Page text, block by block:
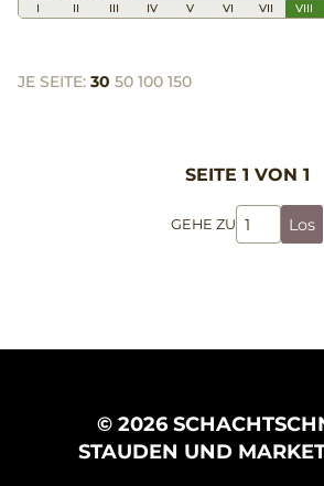
I II III IV V VI VII VIII
JE SEITE: 30 50 100 150
SEITE 1 VON 1
GEHE ZU Los
© 2026
STAUDEN UND